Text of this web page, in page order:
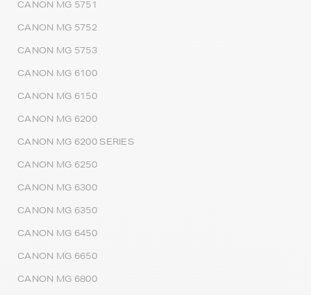
CANON MG 5751
CANON MG 5752
CANON MG 5753
CANON MG 6100
CANON MG 6150
CANON MG 6200
CANON MG 6200 SERIES
CANON MG 6250
CANON MG 6300
CANON MG 6350
CANON MG 6450
CANON MG 6650
CANON MG 6800